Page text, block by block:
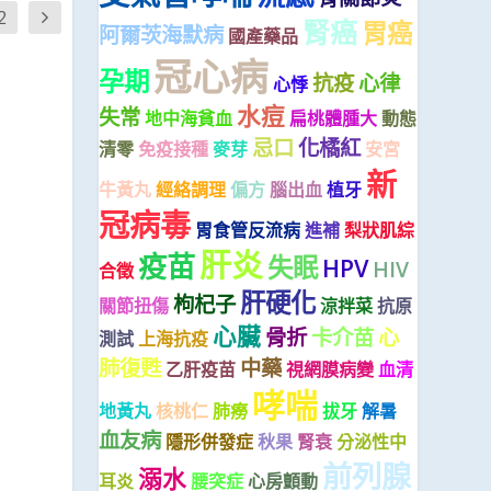
阿爾茨海默病 國產藥品 腎癌 胃癌
孕期 冠心病心悸抗疫心律
失常地中海貧血水痘 扁桃體腫大動態
清零免疫接種麥芽 忌口化橘紅 安宮
牛黃丸經絡調理偏方 腦出血植牙 新
冠病毒 胃食管反流病進補梨狀肌綜
合徵 疫苗肝炎失眠HPV HIV
關節扭傷枸杞子肝硬化涼拌菜抗原
測試上海抗疫 心臟骨折卡介苗心
肺復甦 乙肝疫苗 中藥視網膜病變血清
地黃丸核桃仁肺癆 哮喘拔牙解暑
血友病 隱形併發症秋果 腎衰分泌性中
耳炎溺水 腰突症心房顫動 前列腺